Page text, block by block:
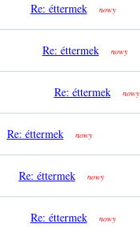
Re: éttermek nowy
Re: éttermek nowy
Re: éttermek nowy
Re: éttermek nowy
Re: éttermek nowy
Re: éttermek nowy